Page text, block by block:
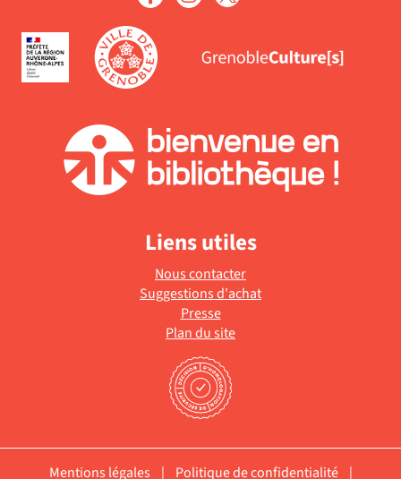
Liens utiles
Nous contacter
Suggestions d'achat
Presse
Plan du site
Mentions légales | Politique de confidentialité |